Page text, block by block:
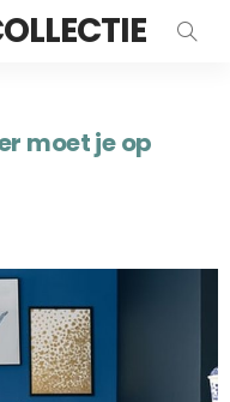
moet je op